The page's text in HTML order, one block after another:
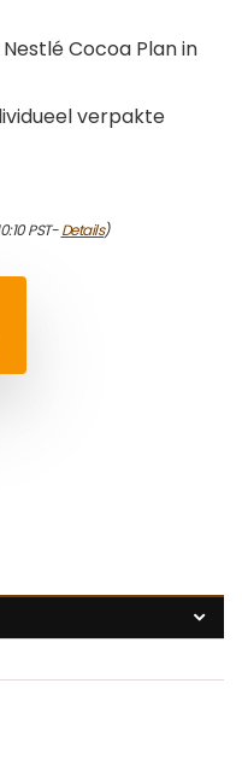
Cocoa Plan in
verpakte
PST-Details)